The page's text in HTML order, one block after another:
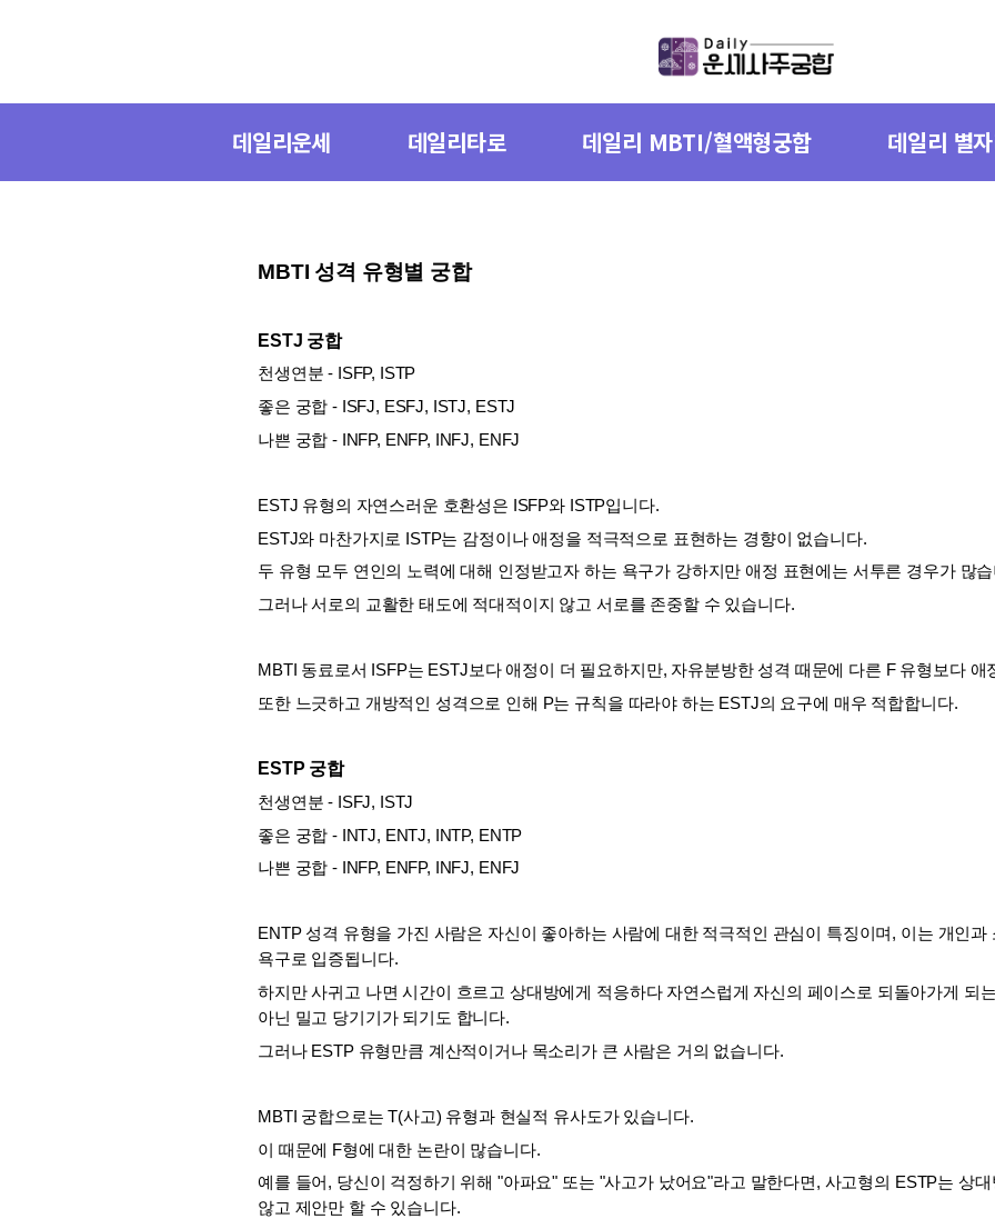
데일리운세 데일리타로 데일리 MBTI/혈액형궁합 데일리 별
MBTI 성격 유형별 궁합
ESTJ 궁합
천생연분 - ISFP, ISTP
좋은 궁합 - ISFJ, ESFJ, ISTJ, ESTJ
나쁜 궁합 - INFP, ENFP, INFJ, ENFJ
ESTJ 유형의 자연스러운 호환성은 ISFP와 ISTP입니다.
ESTJ와 마찬가지로 ISTP는 감정이나 애정을 적극적으로 표현하는 경향이 없습니다.
두 유형 모두 연인의 노력에 대해 인정받고자 하는 욕구가 강하지만 애정 표현에는 서투른 경우가 많
그러나 서로의 교활한 태도에 적대적이지 않고 서로를 존중할 수 있습니다.
MBTI 동료로서 ISFP는 ESTJ보다 애정이 더 필요하지만, 자유분방한 성격 때문에 다른 F 유형보다 애
또한 느긋하고 개방적인 성격으로 인해 P는 규칙을 따라야 하는 ESTJ의 요구에 매우 적합합니다.
ESTP 궁합
천생연분 - ISFJ, ISTJ
좋은 궁합 - INTJ, ENTJ, INTP, ENTP
나쁜 궁합 - INFP, ENFP, INFJ, ENFJ
ENTP 성격 유형을 가진 사람은 자신이 좋아하는 사람에 대한 적극적인 관심이 특징이며, 이는 개인
욕구로 입증됩니다.
하지만 사귀고 나면 시간이 흐르고 상대방에게 적응하다 자연스럽게 자신의 페이스로 되돌아가게 되
아닌 밀고 당기기가 되기도 합니다.
그러나 ESTP 유형만큼 계산적이거나 목소리가 큰 사람은 거의 없습니다.
MBTI 궁합으로는 T(사고) 유형과 현실적 유사도가 있습니다.
이 때문에 F형에 대한 논란이 많습니다.
예를 들어, 당신이 걱정하기 위해 "아파요" 또는 "사고가 났어요"라고 말한다면, 사고형의 ESTP는 상
않고 제안만 할 수 있습니다.